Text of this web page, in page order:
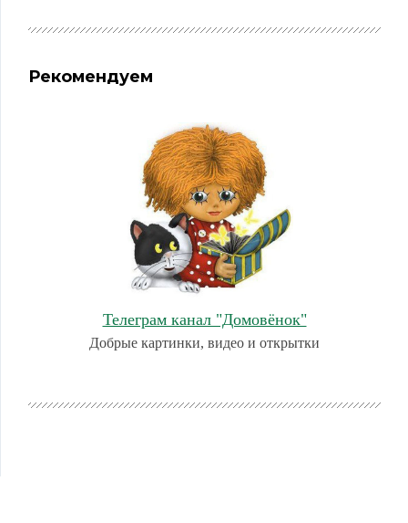
Рекомендуем
Телеграм канал "Домовёнок"
Добрые картинки, видео и открытки